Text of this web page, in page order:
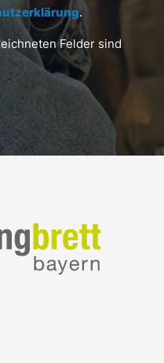
.
Felder sind